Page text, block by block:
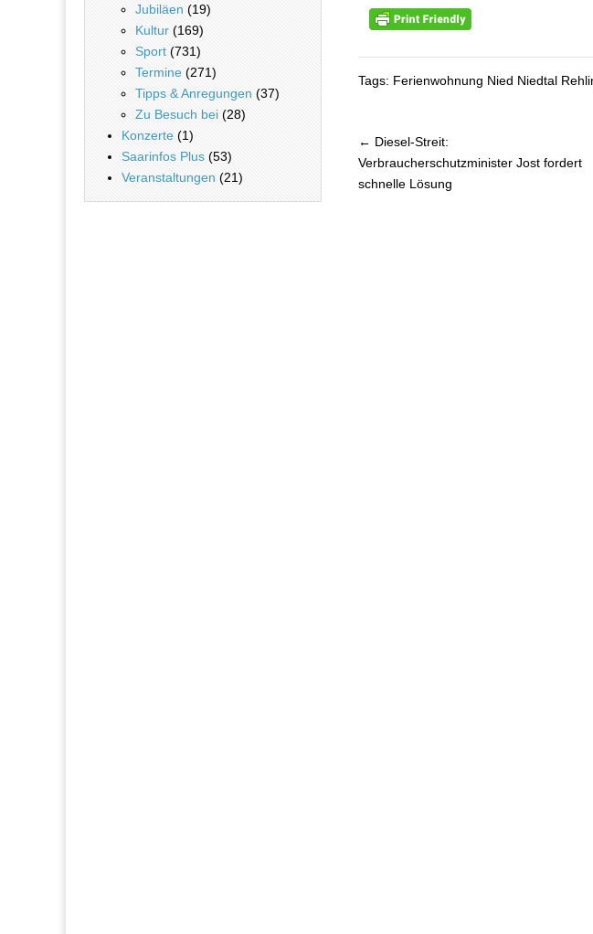
Tags: Ferienwohnung Nied Niedtal
Beitragsnavigation
← Diesel-Streit:
Verbraucherschutzminister Jost fordert
schnelle Lösung
Jubiläen (19)
Kultur (169)
Sport (731)
Termine (271)
Tipps & Anregungen (37)
Zu Besuch bei (28)
Konzerte (1)
Saarinfos Plus (53)
Veranstaltungen (21)